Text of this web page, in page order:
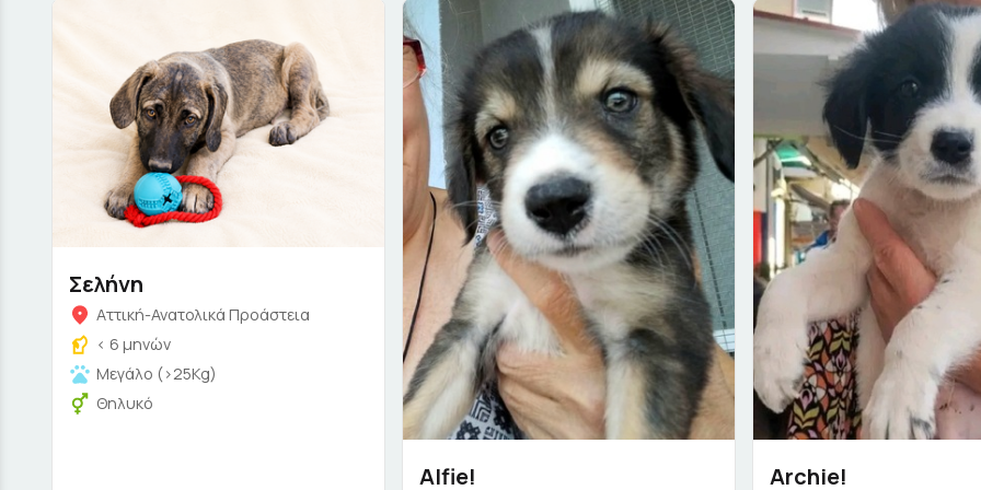
Σελήνη
Αττική-Ανατολικά Προάστεια
< 6 μηνών
Μεγάλο (>25Kg)
Θηλυκό
Alfie! Archie!